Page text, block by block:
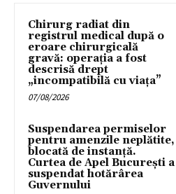
Chirurg radiat din
registrul medical după o
eroare chirurgicală
gravă: operația a fost
descrisă drept
„incompatibilă cu viața”
07/08/2026
Suspendarea permiselor
pentru amenzile neplătite,
blocată de instanță.
Curtea de Apel București a
suspendat hotărârea
Guvernului